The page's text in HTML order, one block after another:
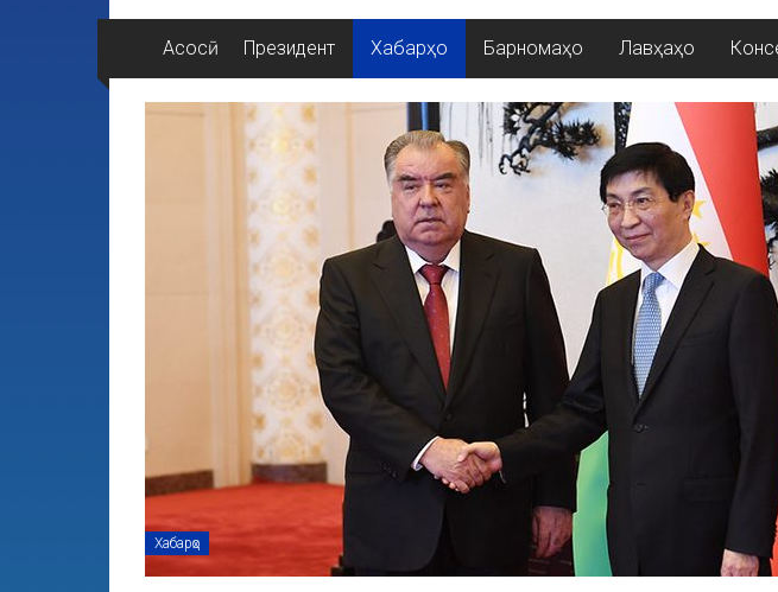
Асосӣ Президент Хабарҳо Барномаҳо Лавҳаҳо
Хабарҳо